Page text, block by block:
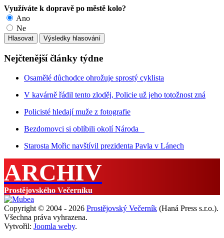
Využíváte k dopravě po městě kolo?
Ano
Ne
Nejčtenější články týdne
Osamělé důchodce ohrožuje sprostý cyklista
V kavárně řádil tento zloděj, Policie už jeho totožnost zná
Policisté hledají muže z fotografie
Bezdomovci si oblíbili okolí Národa
Starosta Mořic navštívil prezidenta Pavla v Lánech
ARCHIV
Prostějovského Večerníku
Copyright © 2004 - 2026 Prostějovský Večerník (Haná Press s.r.o.).
Všechna práva vyhrazena.
Vytvořil: Joomla weby.